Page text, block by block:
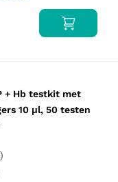
+ Hb testkit met
10 µl, 50 testen